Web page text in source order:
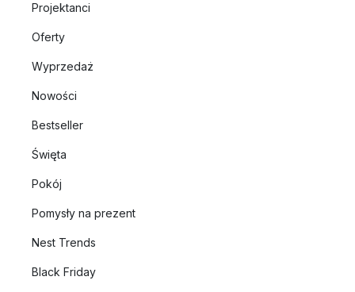
Projektanci
Oferty
Wyprzedaż
Nowości
Bestseller
Święta
Pokój
Pomysły na prezent
Nest Trends
Black Friday